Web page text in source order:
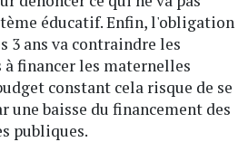
éducatif. Enfin, l'obligation
3 ans va contraindre les
à financer les maternelles
constant cela risque de se
une baisse du financement des
publiques.